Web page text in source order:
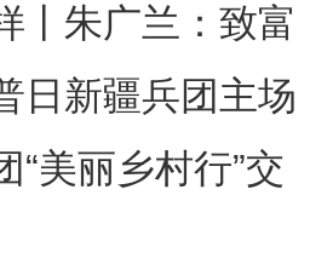
发 助力新疆葡萄
丨朱广兰：致富
情 一片丹心暖乡
日新疆兵团主场
仪式在阿拉尔市
“美丽乡村行”交
宣讲走进阿拉